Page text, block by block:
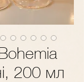
200 мл